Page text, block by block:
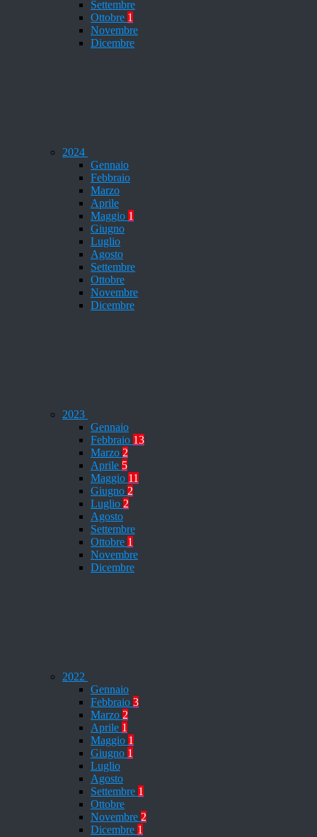
Settembre
Ottobre 1
Novembre
Dicembre
2024
Gennaio
Febbraio
Marzo
Aprile
Maggio 1
Giugno
Luglio
Agosto
Settembre
Ottobre
Novembre
Dicembre
2023
Gennaio
Febbraio 13
Marzo 2
Aprile 5
Maggio 11
Giugno 2
Luglio 2
Agosto
Settembre
Ottobre 1
Novembre
Dicembre
2022
Gennaio
Febbraio 3
Marzo 2
Aprile 1
Maggio 1
Giugno 1
Luglio
Agosto
Settembre 1
Ottobre
Novembre 2
Dicembre 1